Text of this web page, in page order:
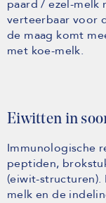
paard / ezel-melk
verteerbaar voor
de maag komt
met koe-melk.
Eiwitten in
Immunologische
peptiden,
(eiwit-
melk en de